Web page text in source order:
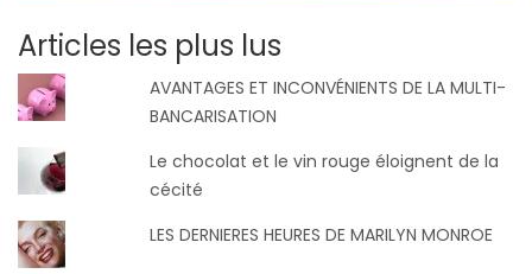
Articles les plus lus
AVANTAGES ET INCONVÉNIENTS DE LA MULTI-
BANCARISATION
Le chocolat et le vin rouge éloignent de la
cécité
LES DERNIERES HEURES DE MARILYN MONROE